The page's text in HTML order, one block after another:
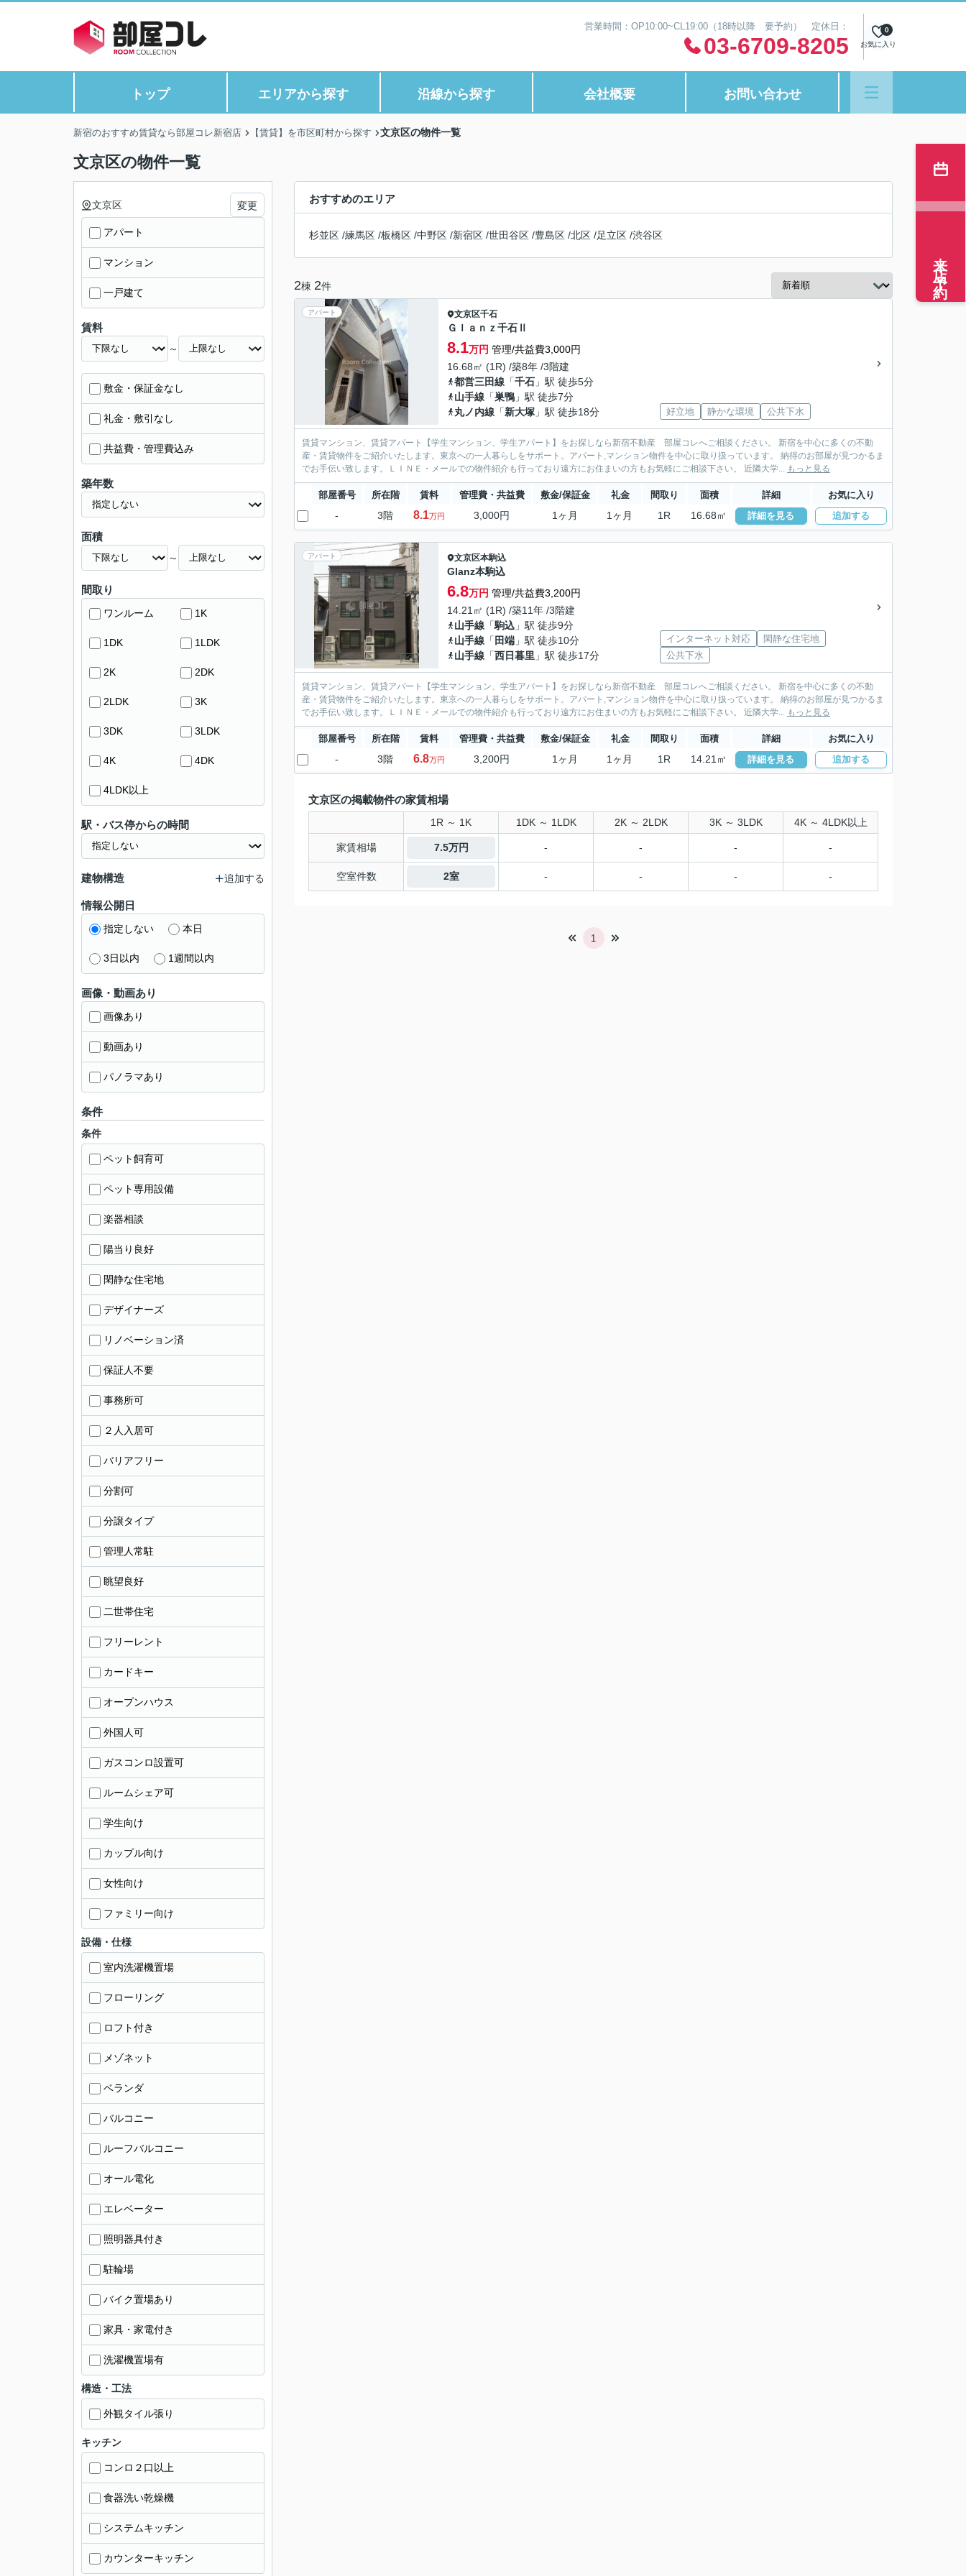
営業時間：OP10:00~CL19:00（18時以降 要予約） 定休日：
03-6709-8205 お気に入り
0
トップ エリアから探す 沿線から探す 会社概要 お問い合わせ
新宿のおすすめ賃貸なら部屋コレ新宿店 【賃貸】を市区町村から探す 文京区の物件一覧
文京区の物件一覧
おすすめのエリア
杉並区 /練馬区 /板橋区 /中野区 /新宿区 /世田谷区 /豊島区 /北区 /足立区 /渋谷区
2棟 2件
アパート 文京区千石
Ｇｌａｎｚ千石Ⅱ
8.1万円 管理/共益費3,000円
16.68㎡ (1R) /築8年 /3階建
都営三田線 「千石 」駅 徒歩5分
山手線 「巣鴨 」駅 徒歩7分
丸ノ内線 「新大塚 」駅 徒歩18分 好立地 静かな環境 公共下水
賃貸マンション、賃貸アパート【学生マンション、学生アパート】をお探しなら新宿不動産 部屋コレへご相談ください。 新宿を中心に多くの不動
産・賃貸物件をご紹介いたします。東京への一人暮らしをサポート。アパート,マンション物件を中心に取り扱っています。 納得のお部屋が見つかるま
でお手伝い致します。ＬＩＮＥ・メールでの物件紹介も行っており遠方にお住まいの方もお気軽にご相談下さい。 近隣大学... もっと見る
部屋番号 所在階 賃料 管理費・共益費 敷金/保証金 礼金 間取り 面積 詳細 お気に入り
- 3階 8.1万円 3,000円 1ヶ月 1ヶ月 1R 16.68㎡ 詳細を見る 追加する
アパート 文京区本駒込
Glanz本駒込
6.8万円 管理/共益費3,200円
14.21㎡ (1R) /築11年 /3階建
山手線 「駒込 」駅 徒歩9分
山手線 「 田端 」駅 徒歩10分
山手線 「西日暮里 」駅 徒歩17分
インターネット対応
閑静な住宅地
公共下水
賃貸マンション、賃貸アパート【学生マンション、学生アパート】をお探しなら新宿不動産 部屋コレへご相談ください。 新宿を中心に多くの不動
産・賃貸物件をご紹介いたします。東京への一人暮らしをサポート。アパート,マンション物件を中心に取り扱っています。 納得のお部屋が見つかるま
でお手伝い致します。ＬＩＮＥ・メールでの物件紹介も行っており遠方にお住まいの方もお気軽にご相談下さい。 近隣大学... もっと見る
部屋番号 所在階 賃料 管理費・共益費 敷金/保証金 礼金 間取り 面積 詳細 お気に入り
- 3階 6.8万円 3,200円 1ヶ月 1ヶ月 1R 14.21㎡ 詳細を見る 追加する
文京区の掲載物件の家賃相場
1R ～ 1K 1DK ～ 1LDK 2K ～ 2LDK 3K ～ 3LDK 4K ～ 4LDK以上
家賃相場 7.5万円 - - - -
空室件数 2室 - - - -
1
文京区 変更
アパート
マンション
一戸建て
賃料
～
敷金・保証金なし
礼金・敷引なし
共益費・管理費込み
築年数
面積
～
間取り
ワンルーム 1K
1DK 1LDK
2K 2DK
2LDK 3K
3DK 3LDK
4K 4DK
4LDK以上
駅・バス停からの時間
建物構造 追加する
情報公開日
指定しない 本日
3日以内 1週間以内
画像・動画あり
画像あり
動画あり
パノラマあり
条件
条件
ペット飼育可
ペット専用設備
楽器相談
陽当り良好
閑静な住宅地
デザイナーズ
リノベーション済
保証人不要
事務所可
２人入居可
バリアフリー
分割可
分譲タイプ
管理人常駐
眺望良好
二世帯住宅
フリーレント
カードキー
オープンハウス
外国人可
ガスコンロ設置可
ルームシェア可
学生向け
カップル向け
女性向け
ファミリー向け
設備・仕様
室内洗濯機置場
フローリング
ロフト付き
メゾネット
ベランダ
バルコニー
ルーフバルコニー
オール電化
エレベーター
照明器具付き
駐輪場
バイク置場あり
家具・家電付き
洗濯機置場有
構造・工法
外観タイル張り
キッチン
コンロ２口以上
食器洗い乾燥機
システムキッチン
カウンターキッチン
来店予約